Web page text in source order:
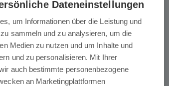
Dateneinstellungen
um Informationen über die Leistung und
sammeln und zu analysieren, um die
Medien zu nutzen und um Inhalte und
und zu personalisieren. Mit Ihrer
auch bestimmte personenbezogene
an Marketingplattformen